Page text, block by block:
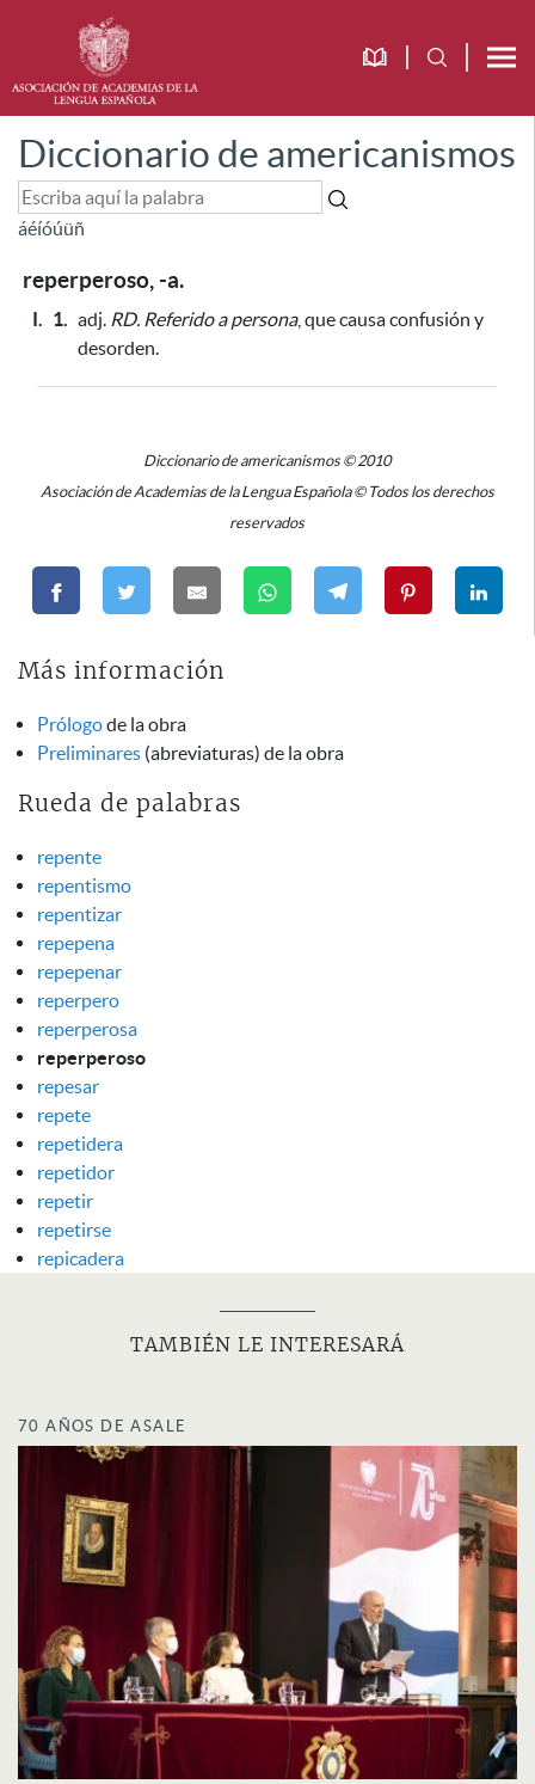
Diccionario de americanismos
áéíóúüñ
reperperoso, -a.
I. 1. adj. RD. Referido a persona, que causa confusión y
desorden.
Diccionario de americanismos © 2010
Asociación de Academias de la Lengua Española © Todos los derechos
reservados
Más información
Prólogode la obra
Preliminares (abreviaturas) de la obra
Rueda de palabras
repente
repentismo
repentizar
repepena
repepenar
reperpero
reperperosa
reperperoso
repesar
repete
repetidera
repetidor
repetir
repetirse
repicadera
TAMBIÉN LE INTERESARÁ
70 AÑOS DE ASALE